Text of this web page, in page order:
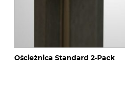
Ościeżnica Standard 2-Pack